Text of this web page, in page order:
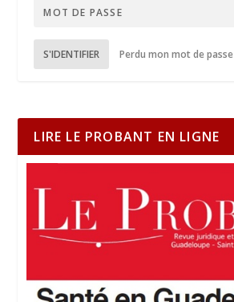
S'IDENTIFIER Perdu mon mot de passe
LIRE LE PROBANT EN LIGNE